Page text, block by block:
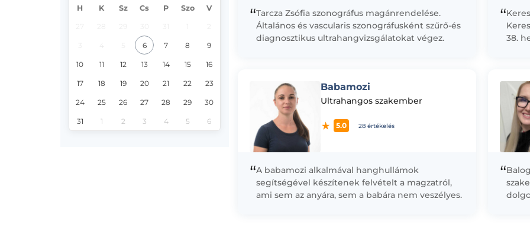
H K Sz Cs P Szo V
6 7 8 9
10 11 12 13 14 15 16
17 18 19 20 21 22 23
24 25 26 27 28 29 30
31 1 2 3 4 5 6
“Tarcza Zsófia szonográfus magánrendelése.
Általános és vascularis szonográfusként szűrő-és
diagnosztikus ultrahangvizsgálatokat végez.
“
38.
Babamozi
Ultrahangos szakember
5.0 28 értékelés
“A babamozi alkalmával hanghullámok
segítségével készítenek felvételt a magzatról,
ami sem az anyára, sem a babára nem veszélyes.
“